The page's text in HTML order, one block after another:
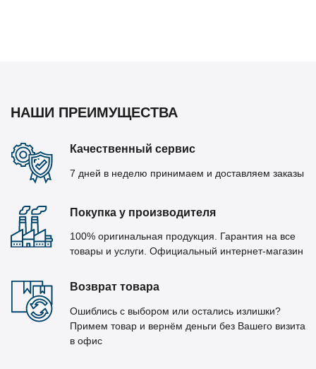
НАШИ ПРЕИМУЩЕСТВА
Качественный сервис
7 дней в неделю принимаем и доставляем заказы
Покупка у производителя
100% оригинальная продукция. Гарантия на все
товары и услуги. Официальный интернет-магазин
Возврат товара
Ошиблись с выбором или остались излишки?
Примем товар и вернём деньги без Вашего визита
в офис